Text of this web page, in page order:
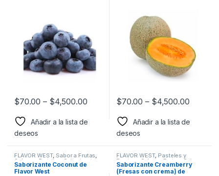
$70.00 – $4,500.00
Añadir a la lista de
deseos
$70.00 – $4,500.00
Añadir a la lista de
deseos
FLAVOR WEST, Sabor a Frutas,
Sabores Frutales Saborizantes
Saborizante Coconut de
Flavor West
FLAVOR WEST, Pasteles y
Postres Sabor a Frutas Sabor a
Pasteles y postres,Sabores
Frutales, Saborizantes
Saborizante Creamberry
(Fresas con crema) de